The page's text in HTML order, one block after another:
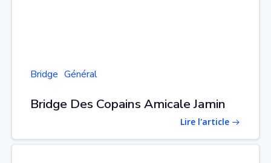
Bridge Général
Bridge Des Copains Amicale Jamin
Lire l'article